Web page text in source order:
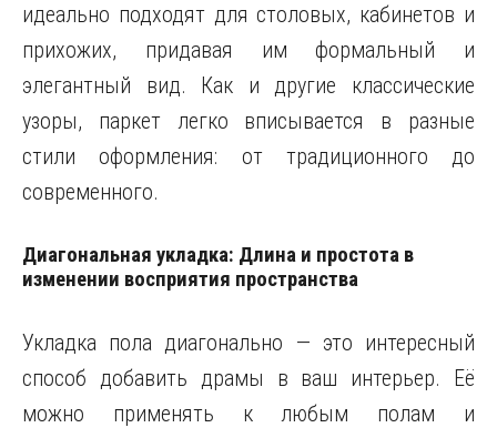
идеально подходят для столовых, кабинетов и
прихожих, придавая им формальный и
элегантный вид. Как и другие классические
узоры, паркет легко вписывается в разные
стили оформления: от традиционного до
современного.
Диагональная укладка: Длина и простота в
изменении восприятия пространства
Укладка пола диагонально — это интересный
способ добавить драмы в ваш интерьер. Её
можно применять к любым полам и